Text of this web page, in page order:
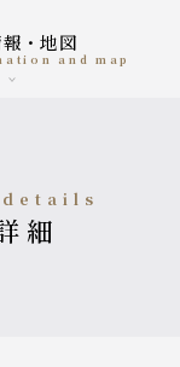
報・地図
and map
details
細